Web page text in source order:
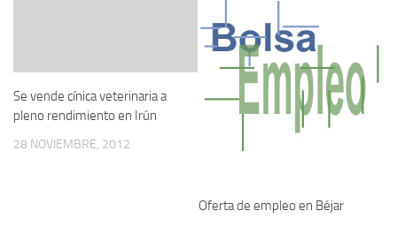
Se vende cínica veterinaria a
pleno rendimiento en Irún
28 NOVIEMBRE, 2012
Oferta de empleo en Béjar